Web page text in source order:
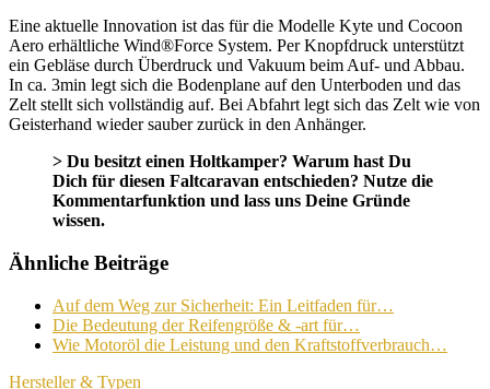
Eine aktuelle Innovation ist das für die Modelle Kyte und Cocoon
Aero erhältliche Wind®Force System. Per Knopfdruck unterstützt
ein Gebläse durch Überdruck und Vakuum beim Auf- und Abbau.
In ca. 3min legt sich die Bodenplane auf den Unterboden und das
Zelt stellt sich vollständig auf. Bei Abfahrt legt sich das Zelt wie von
Geisterhand wieder sauber zurück in den Anhänger.
> Du besitzt einen Holtkamper? Warum hast Du
Dich für diesen Faltcaravan entschieden? Nutze die
Kommentarfunktion und lass uns Deine Gründe
wissen.
Ähnliche Beiträge
Auf dem Weg zur Sicherheit: Ein Leitfaden für…
Die Bedeutung der Reifengröße & -art für…
Wie Motoröl die Leistung und den Kraftstoffverbrauch…
Hersteller & Typen